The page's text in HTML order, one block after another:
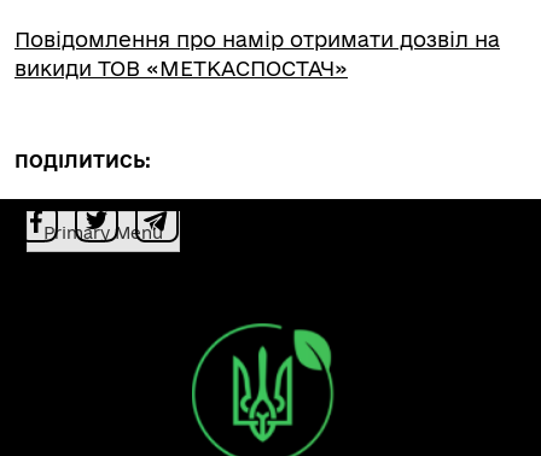
Повідомлення про намір отримати дозвіл на
викиди ТОВ «МЕТКАСПОСТАЧ»
ПОДІЛИТИСЬ:
Primary Menu